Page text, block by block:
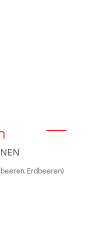
Erdbeeren)